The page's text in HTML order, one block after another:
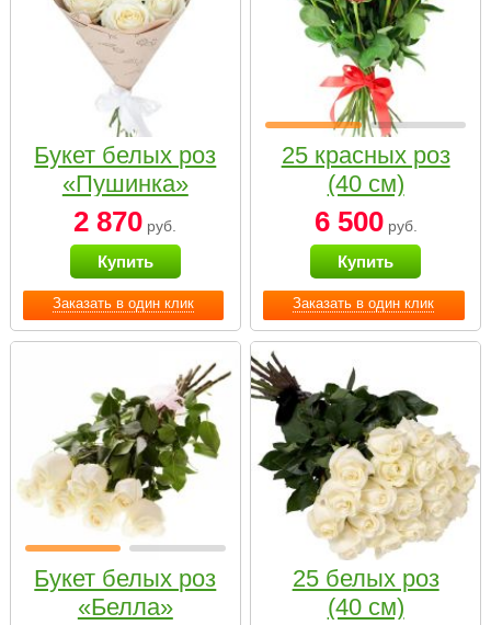
Заказать в один клик
Букет белых роз
«Пушинка»
2 870 руб.
Купить
Заказать в один клик
25 красных роз
(40 см)
6 500руб.
Купить
Букет белых роз
«Белла»
25 белых роз
(40 см)